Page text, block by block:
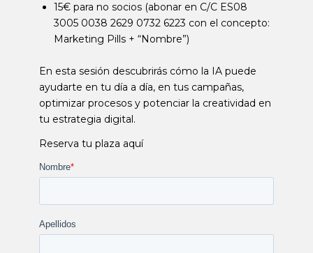
15€ para no socios (abonar en C/C ES08
3005 0038 2629 0732 6223 con el concepto:
Marketing Pills + “Nombre”)
En esta sesión descubrirás cómo la IA puede
ayudarte en tu día a día, en tus campañas,
optimizar procesos y potenciar la creatividad en
tu estrategia digital.
Reserva tu plaza aquí